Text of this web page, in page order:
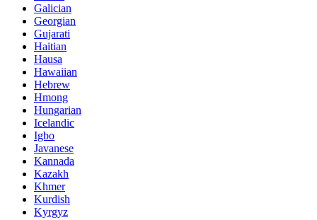
Galician
Georgian
Gujarati
Haitian
Hausa
Hawaiian
Hebrew
Hmong
Hungarian
Icelandic
Igbo
Javanese
Kannada
Kazakh
Khmer
Kurdish
Kyrgyz